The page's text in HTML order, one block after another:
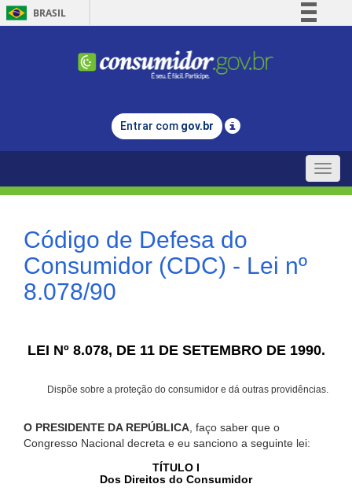
BRASIL
Comunica BR
Legislação
Entrar com gov.br
Toggle
Código de Defesa do
Consumidor (CDC) - Lei nº
8.078/90
LEI Nº 8.078, DE 11 DE SETEMBRO DE 1990.
Dispõe sobre a proteção do consumidor e dá outras providências.
O PRESIDENTE DA REPÚBLICA , faço saber que o
Congresso Nacional decreta e eu sanciono a seguinte lei:
TÍTULO I
Dos Direitos do Consumidor